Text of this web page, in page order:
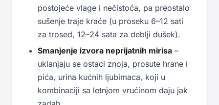
postojeće vlage i nečistoća, pa preostalo
sušenje traje kraće (u proseku 6–12 sati
za trosed, 12–24 sata za deblji dušek).
Smanjenje izvora neprijatnih mirisa –
uklanjaju se ostaci znoja, prosute hrane i
pića, urina kućnih ljubimaca, koji u
kombinaciji sa letnjom vrućinom daju jak